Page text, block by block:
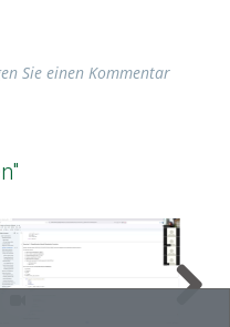
Sie einen Kommentar